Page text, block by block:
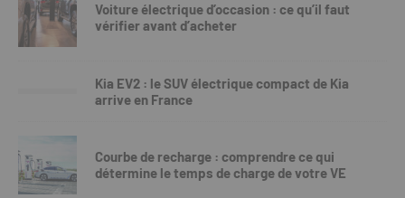
Voiture électrique d’occasion : ce qu’il faut
vérifier avant d’acheter
Kia EV2 : le SUV électrique compact de Kia
arrive en France
Courbe de recharge : comprendre ce qui
détermine le temps de charge de votre VE